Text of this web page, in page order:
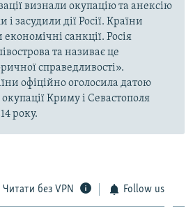
визнали окупацію та анексію
засудили дії Росії. Країни
санкції. Росія
та називає це
справедливості».
офіційно оголосила датою
Криму і Севастополя
року.
Читати без VPN Follow us